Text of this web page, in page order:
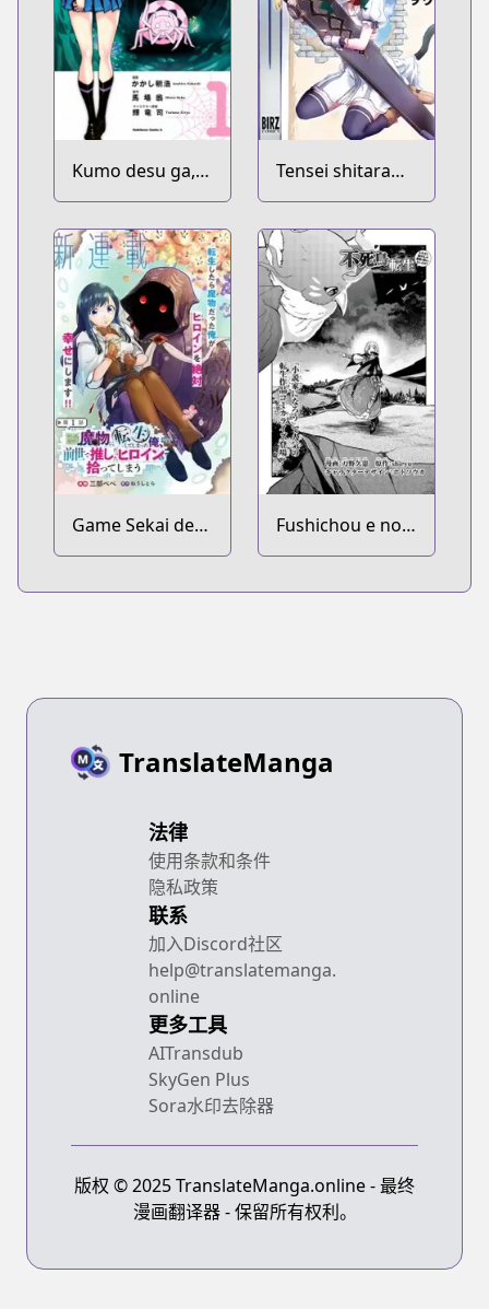
Kumo desu ga,
Nani ka?
Tensei shitara
Ken deshita
Game Sekai de
Mamono ni
Fushichou e no
Tensei: Dragon
TranslateManga
法律
使用条款和条件
隐私政策
联系
加入Discord社区
help@translatemanga.
online
更多工具
AITransdub
SkyGen Plus
Sora水印去除器
版权 © 2025 TranslateManga.online - 最终
漫画翻译器 - 保留所有权利。